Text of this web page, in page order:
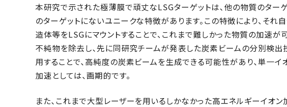
本研究で示された極薄膜で頑丈なLSGターゲットは、他の物質のター
のターゲットにないユニークな特徴があります。この特徴により、そ
造体等をLSGにマウントすることで、これまで難しかった物質の加速が
不純物を除去し、先に同研究チームが発表した炭素ビームの分別検
用することで、高純度の炭素ビームを生成できる可能性があり、単一
加速としては、画期的です。
また、これまで大型レーザーを用いるしかなかった高エネルギーイオ